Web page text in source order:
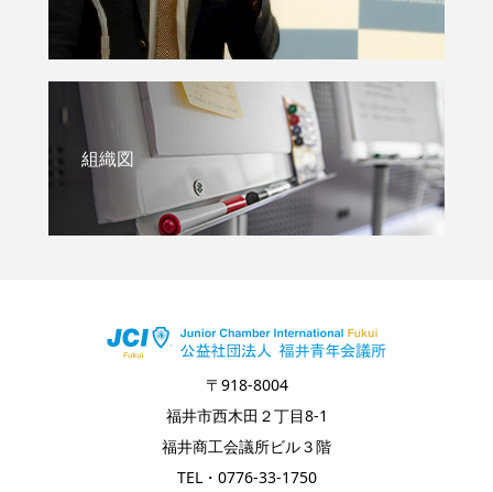
組織図
〒918-8004
福井市西木田２丁目8-1
福井商工会議所ビル３階
TEL・0776-33-1750